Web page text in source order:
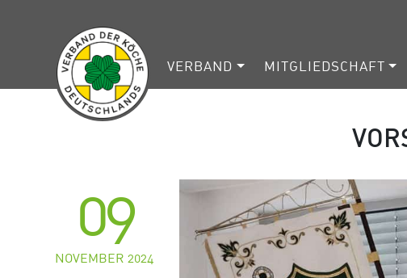
VERBAND MITGLIEDSCHAFT
09
NOVEMBER 2024